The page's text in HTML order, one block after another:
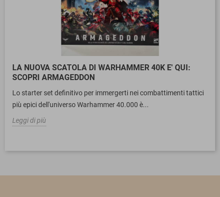
LA NUOVA SCATOLA DI WARHAMMER 40K E' QUI:
SCOPRI ARMAGEDDON
Lo starter set definitivo per immergerti nei combattimenti tattici
più epici dell'universo Warhammer 40.000 è...
Leggi di più